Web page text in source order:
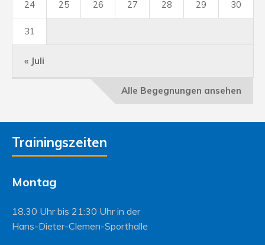
« Juli
24 25 26 27 28 29 30
31
Alle Begegnungen ansehen
Trainingszeiten
Montag
18.30 Uhr bis 21:30 Uhr in der
Hans-Dieter-Clemen-Sporthalle